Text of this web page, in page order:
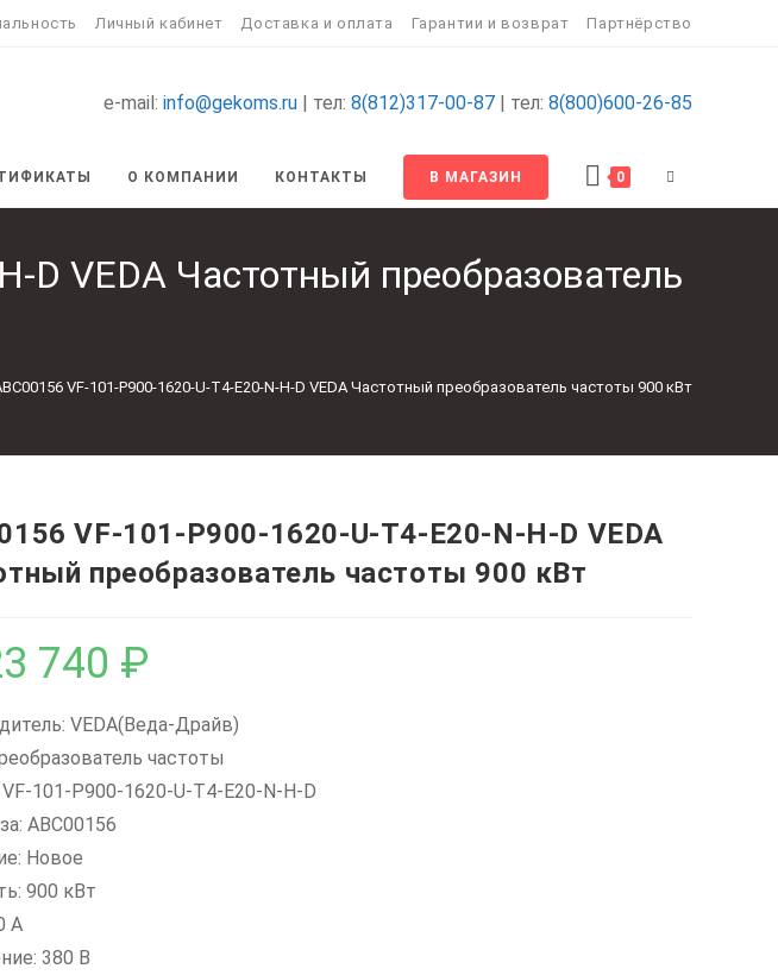
Личный кабинет Доставка и оплата Гарантии и возврат Партнёрство
e-mail: info@gekoms.ru | тел: 8(812)317-00-87 | тел: 8(800)600-26-85
О КОМПАНИИ КОНТАКТЫ В МАГАЗИН 0
D VEDA Частотный преобразователь
VF-101-P900-1620-U-T4-E20-N-H-D VEDA Частотный преобразователь частоты 900 кВт
VF-101-P900-1620-U-T4-E20-N-H-D VEDA
преобразователь частоты 900 кВт
740 ₽
VEDA(Веда-Драйв)
частоты
VF-101-P900-1620-U-T4-E20-N-H-D
ABC00156
Новое
900 кВт
А
380 В